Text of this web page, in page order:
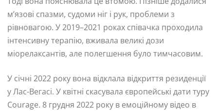
м’язові спазми, судоми ніг і рук, проблеми з
рівновагою. У 2019–2021 роках співачка проходила
інтенсивну терапію, вживала великі дози
міорелаксантів, але полегшення було тимчасовим.
У січні 2022 року вона відклала відкриття резиденції
у Лас-Вегасі. У квітні скасувала європейські дати туру
Courage. 8 грудня 2022 року в емоційному відео в